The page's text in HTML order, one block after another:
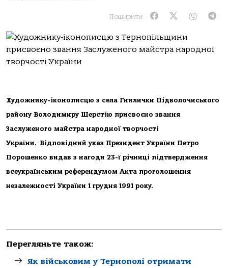
Поширити:
Художнику-іконописцю з села Гнилички Підволочиського
району Володимиру Шерстію присвоєно звання
Заслуженого майстра народної творчості
України. Відповідний указ Президент України Петро
Порошенко видав з нагоди 23-ї річниці підтвердження
всеукраїнським референдумом Акта проголошення
незалежності України 1 грудня 1991 року.
Перегляньте також:
Як військовим у Тернополі отримати